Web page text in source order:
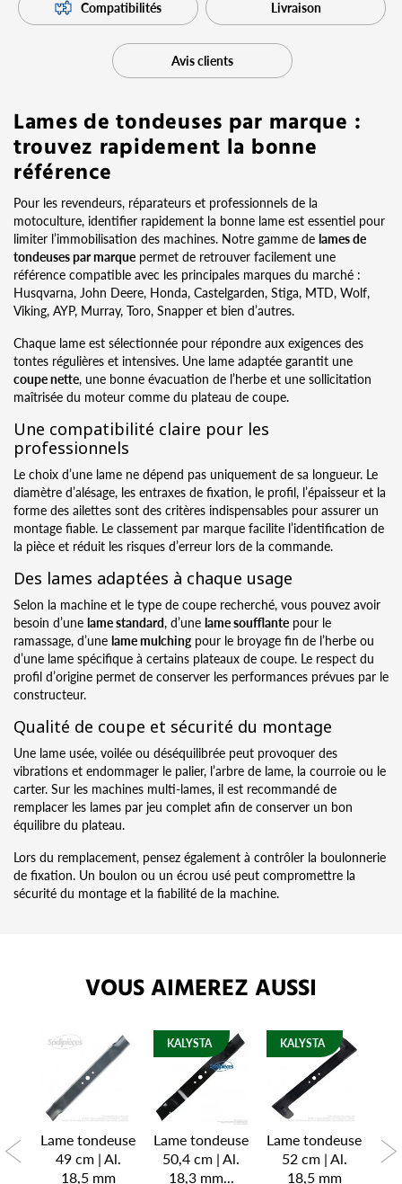
Compatibilités Livraison
Avis clients
Lames de tondeuses par marque :
trouvez rapidement la bonne
référence
Pour les revendeurs, réparateurs et professionnels de la
motoculture, identifier rapidement la bonne lame est essentiel pour
limiter l’immobilisation des machines. Notre gamme de lames de
tondeuses par marque permet de retrouver facilement une
référence compatible avec les principales marques du marché :
Husqvarna, John Deere, Honda, Castelgarden, Stiga, MTD, Wolf,
Viking, AYP, Murray, Toro, Snapper et bien d’autres.
Chaque lame est sélectionnée pour répondre aux exigences des
tontes régulières et intensives. Une lame adaptée garantit une
coupe nette, une bonne évacuation de l’herbe et une sollicitation
maîtrisée du moteur comme du plateau de coupe.
Une compatibilité claire pour les
professionnels
Le choix d’une lame ne dépend pas uniquement de sa longueur. Le
diamètre d’alésage, les entraxes de fixation, le profil, l’épaisseur et la
forme des ailettes sont des critères indispensables pour assurer un
montage fiable. Le classement par marque facilite l’identification de
la pièce et réduit les risques d’erreur lors de la commande.
Des lames adaptées à chaque usage
Selon la machine et le type de coupe recherché, vous pouvez avoir
besoin d’une lame standard, d’une lame soufflante pour le
ramassage, d’une lame mulchingpour le broyage fin de l’herbe ou
d’une lame spécifique à certains plateaux de coupe. Le respect du
profil d’origine permet de conserver les performances prévues par le
constructeur.
Qualité de coupe et sécurité du montage
Une lame usée, voilée ou déséquilibrée peut provoquer des
vibrations et endommager le palier, l’arbre de lame, la courroie ou le
carter. Sur les machines multi-lames, il est recommandé de
remplacer les lames par jeu complet afin de conserver un bon
équilibre du plateau.
Lors du remplacement, pensez également à contrôler la boulonnerie
de fixation. Un boulon ou un écrou usé peut compromettre la
sécurité du montage et la fiabilité de la machine.
VOUS AIMEREZ AUSSI
Lame tondeuse
49 cm | Al.
18,5 mm
Lame tondeuse
50,4 cm | Al.
18,3 mm...
KALYSTA
Lame tondeuse
52 cm | Al.
18,5 mm
KALYSTA